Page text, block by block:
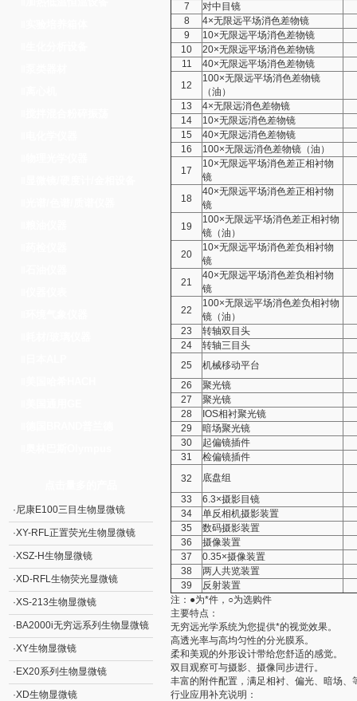
·尼康E100三目生物显微镜
·XY-RFL正置荧光生物显微镜
·XSZ-H生物显微镜
·XD-RFL生物荧光显微镜
·XS-213生物显微镜
· BA2000i无穷远系列生物显微镜
·XY生物显微镜
· EX20系列生物显微镜
·XD生物显微镜
7
对中目镜
8
4×无限远平场消色差物镜
9
10×无限远平场消色差物镜
10
20×无限远平场消色差物镜
11
40×无限远平场消色差物镜
12
100×无限远平场消色差物镜
（油）
13
4×无限远消色差物镜
14
10×无限远消色差物镜
15
40×无限远消色差物镜
16
100×无限远消色差物镜（油）
17
10×无限远平场消色差正相衬物
镜
18
40×无限远平场消色差正相衬物
镜
19
100×无限远平场消色差正相衬物
镜（油）
20
10×无限远平场消色差负相衬物
镜
21
40×无限远平场消色差负相衬物
镜
22
100×无限远平场消色差负相衬物
镜（油）
23
转轴双目头
24
转轴三目头
25
机械移动平台
26
聚光镜
27
聚光镜
28
IOS相衬聚光镜
29
暗场聚光镜
30
起偏镜插件
31
检偏镜插件
32
底盘组
33
6.3×摄影目镜
34
单反相机摄影装置
35
数码摄影装置
36
摄像装置
37
0.35×摄像装置
38
两人共览装置
39
反射装置
注：●为*件，○为选购件
主要特点：
无穷远光学系统为您提供*的视觉效果。
高透光率与高均匀性的分光膜系。
柔和美观的外形设计带给您舒适的感觉。
双目观察可与摄影、摄像同步进行。
丰富的附件配置，满足相衬、偏光、暗场、
行业应用补充说明：